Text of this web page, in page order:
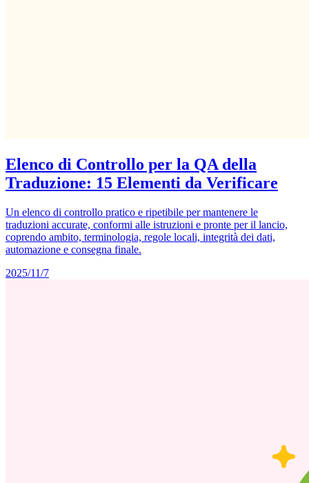
Elenco di Controllo per la QA della
Traduzione: 15 Elementi da Verificare
Un elenco di controllo pratico e ripetibile per mantenere le
traduzioni accurate, conformi alle istruzioni e pronte per il lancio,
coprendo ambito, terminologia, regole locali, integrità dei dati,
automazione e consegna finale.
2025/11/7